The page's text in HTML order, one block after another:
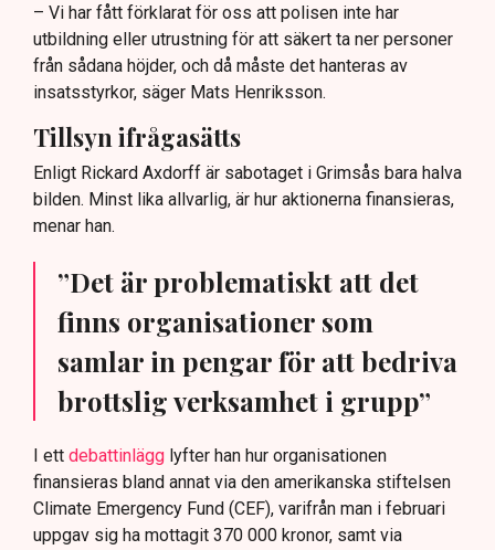
– Vi har fått förklarat för oss att polisen inte har
utbildning eller utrustning för att säkert ta ner personer
från sådana höjder, och då måste det hanteras av
insatsstyrkor, säger Mats Henriksson.
Tillsyn ifrågasätts
Enligt Rickard Axdorff är sabotaget i Grimsås bara halva
bilden. Minst lika allvarlig, är hur aktionerna finansieras,
menar han.
”Det är problematiskt att det
finns organisationer som
samlar in pengar för att bedriva
brottslig verksamhet i grupp”
I ett debattinlägg lyfter han hur organisationen
finansieras bland annat via den amerikanska stiftelsen
Climate Emergency Fund (CEF), varifrån man i februari
uppgav sig ha mottagit 370 000 kronor, samt via